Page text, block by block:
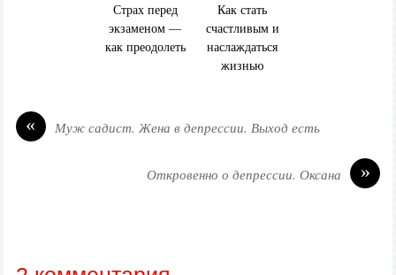
Страх перед
экзаменом —
как преодолеть
Как стать
счастливым и
наслаждаться
жизнью
« Муж садист. Жена в депрессии. Выход есть
»
Откровенно о депрессии. Оксана